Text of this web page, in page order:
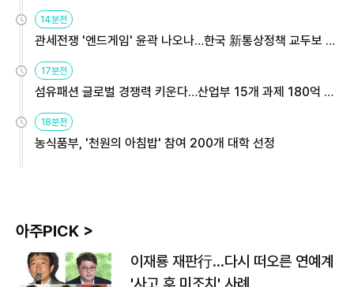
14분전
관세전쟁 '엔드게임' 윤곽 나오나…한국 新통상정책 교두보 활
용해야
17분전
섬유패션 글로벌 경쟁력 키운다…산업부 15개 과제 180억 지
원
18분전
농식품부, '천원의 아침밥' 참여 200개 대학 선정
아주PICK >
이재룡 재판行…다시 떠오른 연예계